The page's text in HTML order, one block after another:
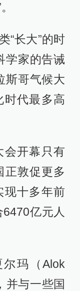
“长大”的时
学家的告诫
斯哥气候大
时代最多高
会开幕只有
正敦促更多
现十多年前
亿元人
玛（Alok
并与一些国